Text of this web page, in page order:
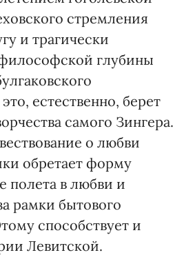
стремления
и трагически
глубины
естественно, берет
самого Зингера.
о любви
обретает форму
полета в любви и
рамки бытового
способствует и
Левитской.